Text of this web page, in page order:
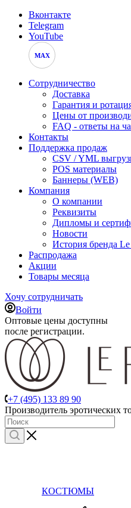
Вконтакте
Telegram
YouTube
MAX
Сотрудничество
Доставка
Гарантия и
Цены от
FAQ - ответы на
Контакты
Поддержка продаж
CSV / YML
POS материалы
Баннеры (WEB)
Компания
О компании
Реквизиты
Дипломы и
Новости
История бренда
Распродажа
Акции
Товары месяца
Хочу сотрудничать
Войти
Оптовые цены доступны
после регистрации.
+7 (495) 133 89 90
Производитель эротических
КОСТЮМЫ